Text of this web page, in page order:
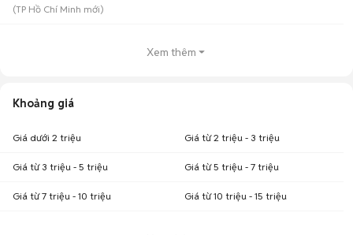
(TP Hồ Chí Minh mới)
Xem thêm
Khoảng giá
Giá dưới 2 triệu Giá từ 2 triệu - 3 triệu
Giá từ 3 triệu - 5 triệu Giá từ 5 triệu - 7 triệu
Giá từ 7 triệu - 10 triệu Giá từ 10 triệu - 15 triệu